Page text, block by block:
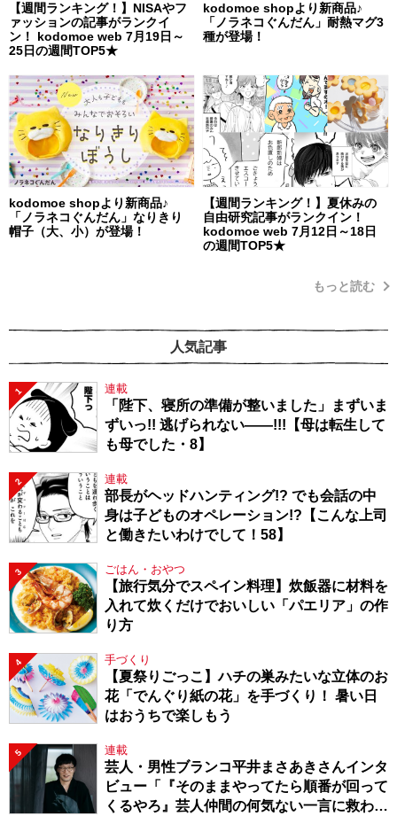
【週間ランキング！】NISAやフ
ァッションの記事がランクイ
ン！ kodomoe web 7月19日～
25日の週間TOP5★
kodomoe shopより新商品♪
「ノラネコぐんだん」耐熱マグ3
種が登場！
kodomoe shopより新商品♪
「ノラネコぐんだん」なりきり
帽子（大、小）が登場！
【週間ランキング！】夏休みの
自由研究記事がランクイン！
kodomoe web 7月12日～18日
の週間TOP5★
もっと読む
人気記事
1 連載
「陛下、寝所の準備が整いました」まずいま
ずいっ!! 逃げられない――!!!【母は転生して
も母でした・8】
2 連載
部長がヘッドハンティング!? でも会話の中
身は子どものオペレーション!?【こんな上司
と働きたいわけでして！58】
3 ごはん・おやつ
【旅行気分でスペイン料理】炊飯器に材料を
入れて炊くだけでおいしい「パエリア」の作
り方
4 手づくり
【夏祭りごっこ】ハチの巣みたいな立体のお
花「でんぐり紙の花」を手づくり！ 暑い日
はおうちで楽しもう
5 連載
芸人・男性ブランコ平井まさあきさんインタ
ビュー「『そのままやってたら順番が回って
くるやろ』芸人仲間の何気ない一言に救われ